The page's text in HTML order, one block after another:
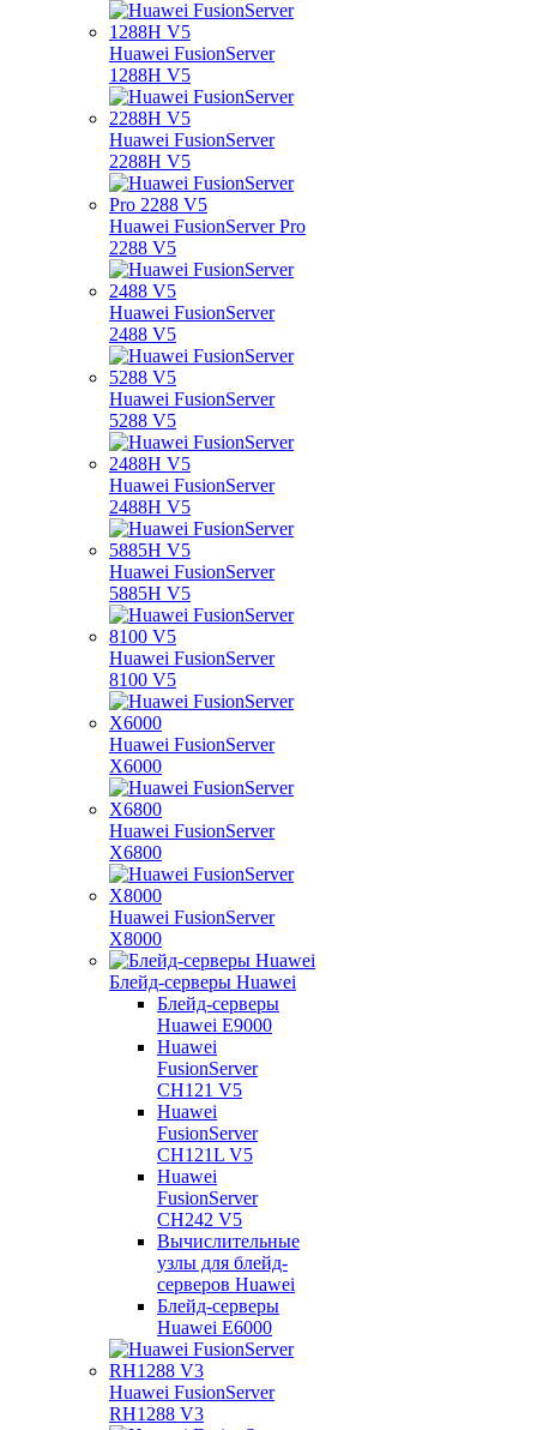
Huawei FusionServer
1288H V5
Huawei FusionServer
2288H V5
Huawei FusionServer Pro
2288 V5
Huawei FusionServer
2488 V5
Huawei FusionServer
5288 V5
Huawei FusionServer
2488H V5
Huawei FusionServer
5885H V5
Huawei FusionServer
8100 V5
Huawei FusionServer
X6000
Huawei FusionServer
X6800
Huawei FusionServer
X8000
Блейд-серверы Huawei
Блейд-серверы
Huawei E9000
Huawei
FusionServer
CH121 V5
Huawei
FusionServer
CH121L V5
Huawei
FusionServer
CH242 V5
Вычислительные
узлы для блейд-
серверов Huawei
Блейд-серверы
Huawei E6000
Huawei FusionServer
RH1288 V3